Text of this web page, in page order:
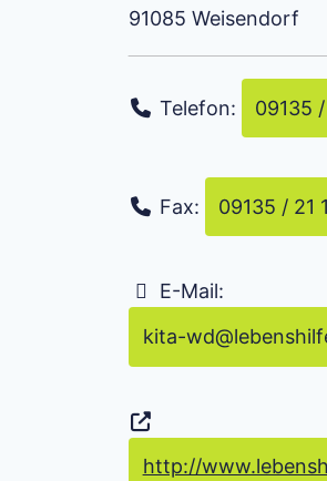
91085 Weisendorf
Telefon: 09135
Fax: 09135 / 21
E-Mail:
kita-wd@
http://